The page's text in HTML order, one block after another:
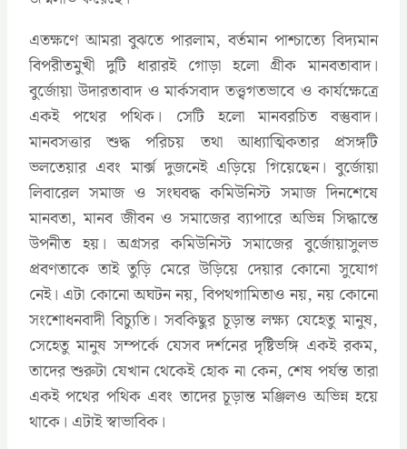
এতক্ষণে আমরা বুঝতে পারলাম, বর্তমান পাশ্চাত্যে বিদ্যমান
বিপরীতমুখী দুটি ধারারই গোড়া হলো গ্রীক মানবতাবাদ।
বুর্জোয়া উদারতাবাদ ও মার্কসবাদ তত্ত্বগতভাবে ও কার্যক্ষেত্রে
একই পথের পথিক। সেটি হলো মানবরচিত বস্তুবাদ।
মানবসত্তার শুদ্ধ পরিচয় তথা আধ্যাত্মিকতার প্রসঙ্গটি
ভলতেয়ার এবং মার্ক্স দুজনেই এড়িয়ে গিয়েছেন। বুর্জোয়া
লিবারেল সমাজ ও সংঘবদ্ধ কমিউনিস্ট সমাজ দিনশেষে
মানবতা, মানব জীবন ও সমাজের ব্যাপারে অভিন্ন সিদ্ধান্তে
উপনীত হয়। অগ্রসর কমিউনিস্ট সমাজের বুর্জোয়াসুলভ
প্রবণতাকে তাই তুড়ি মেরে উড়িয়ে দেয়ার কোনো সুযোগ
নেই। এটা কোনো অঘটন নয়, বিপথগামিতাও নয়, নয় কোনো
সংশোধনবাদী বিচ্যুতি। সবকিছুর চূড়ান্ত লক্ষ্য যেহেতু মানুষ,
সেহেতু মানুষ সম্পর্কে যেসব দর্শনের দৃষ্টিভঙ্গি একই রকম,
তাদের শুরুটা যেখান থেকেই হোক না কেন, শেষ পর্যন্ত তারা
একই পথের পথিক এবং তাদের চূড়ান্ত মঞ্জিলও অভিন্ন হয়ে
থাকে। এটাই স্বাভাবিক।